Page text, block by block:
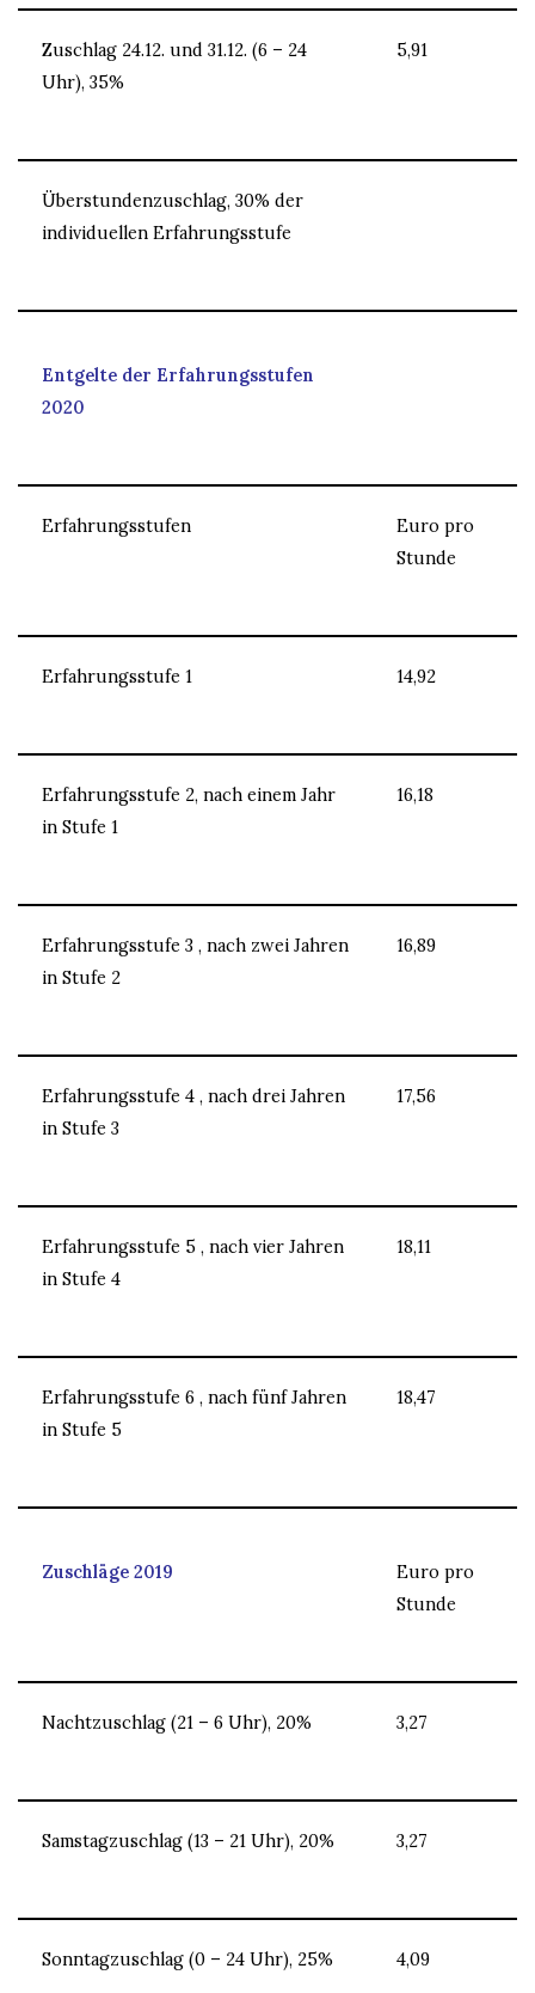
Zuschlag 24.12. und 31.12. (6 – 24
Uhr), 35%
5,91
Überstundenzuschlag, 30% der
individuellen Erfahrungsstufe
Entgelte der Erfahrungsstufen
2020
Erfahrungsstufen
Euro pro
Stunde
Erfahrungsstufe 1 14,92
Erfahrungsstufe 2, nach einem Jahr
in Stufe 1
16,18
Erfahrungsstufe 3 , nach zwei Jahren
in Stufe 2
16,89
Erfahrungsstufe 4 , nach drei Jahren
in Stufe 3
17,56
Erfahrungsstufe 5 , nach vier Jahren
in Stufe 4
18,11
Erfahrungsstufe 6 , nach fünf Jahren
in Stufe 5
18,47
Zuschläge 2019
Euro pro
Stunde
Nachtzuschlag (21 – 6 Uhr), 20% 3,27
Samstagzuschlag (13 – 21 Uhr), 20% 3,27
Sonntagzuschlag (0 – 24 Uhr), 25% 4,09